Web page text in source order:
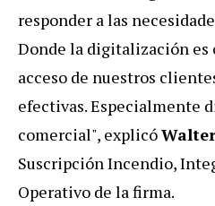
responder a las
Donde la digitalización es
acceso de nuestros
efectivas. Especialmente
comercial", explicó
Suscripción Incendio,
Operativo de la firma.